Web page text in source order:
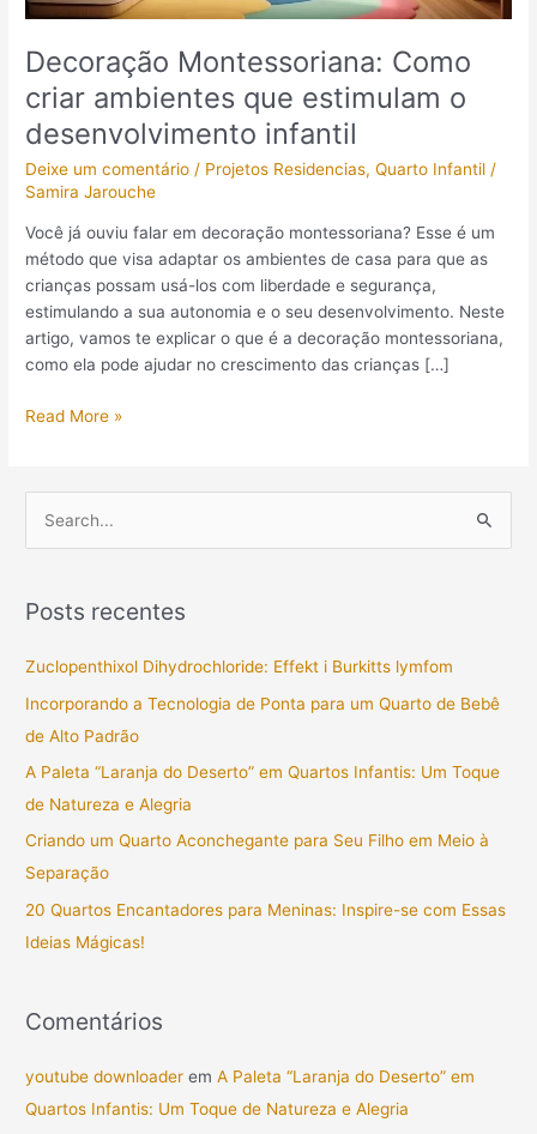
Decoração Montessoriana: Como
criar ambientes que estimulam o
desenvolvimento infantil
Deixe um comentário / Projetos Residencias,Quarto Infantil /
Samira Jarouche
Você já ouviu falar em decoração montessoriana? Esse é um
método que visa adaptar os ambientes de casa para que as
crianças possam usá-los com liberdade e segurança,
estimulando a sua autonomia e o seu desenvolvimento. Neste
artigo, vamos te explicar o que é a decoração montessoriana,
como ela pode ajudar no crescimento das crianças […]
infantil
Read More »
q
r
p
o
r
:
Posts recentes
Zuclopenthixol Dihydrochloride: Effekt i Burkitts lymfom
Incorporando a Tecnologia de Ponta para um Quarto de Bebê
de Alto Padrão
A Paleta “Laranja do Deserto” em Quartos Infantis: Um Toque
de Natureza e Alegria
Criando um Quarto Aconchegante para Seu Filho em Meio à
Separação
20 Quartos Encantadores para Meninas: Inspire-se com Essas
Ideias Mágicas!
Comentários
youtube downloader emA Paleta “Laranja do Deserto” em
Quartos Infantis: Um Toque de Natureza e Alegria